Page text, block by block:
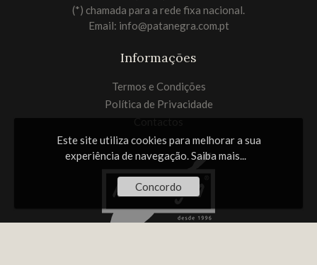
(*) chamada para a rede fixa nacional.
Email: info@patanegra.com.pt
Informações
Termos e Condições
Política de Privacidade
Este site utiliza cookies para melhorar a sua
experiência de navegação.Saiba mais...
Concordo